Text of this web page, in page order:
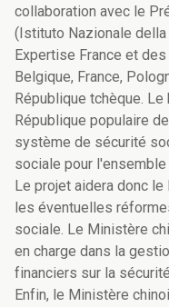
collaboration avec le
(Istituto Nazionale
Expertise France et
Belgique, France,
République tchèque.
République populaire
système de sécurité
sociale pour
Le projet aidera donc
les éventuelles
sociale. Le Ministère
en charge dans la
financiers sur la
Enfin, le Ministère